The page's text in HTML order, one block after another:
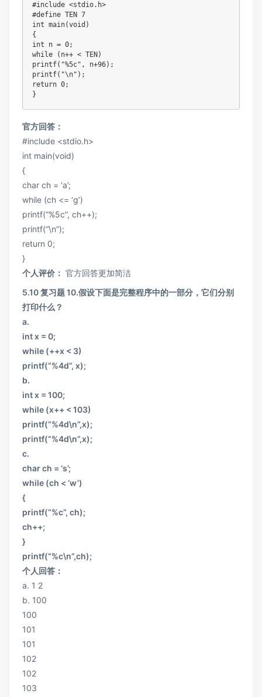
#include <stdio.h>
#define TEN 7
int main(void)
{
int n = 0;
while (n++ < TEN)
printf("%5c", n+96);
printf("\n");
return 0;
官方回答：
#include <stdio.h>
int main(void)
{
char ch = ‘a’;
while (ch <= ‘g’)
printf(“%5c”, ch++);
printf(“\n”);
return 0;
}
个人评价： 官方回答更加简洁
5.10 复习题 10.假设下面是完整程序中的一部分，它们分别
打印什么？
a.
int x = 0;
while (++x < 3)
printf(“%4d”, x);
b.
int x = 100;
while (x++ < 103)
printf(“%4d\n”,x);
printf(“%4d\n”,x);
c.
char ch = ‘s’;
while (ch < ‘w’)
{
printf(“%c”, ch);
ch++;
}
printf(“%c\n”,ch);
个人回答：
a. 1 2
b. 100
100
101
101
102
102
103